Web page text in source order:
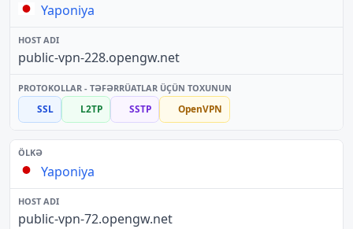
Yaponiya
public-vpn-228.opengw.net
SSL L2TP SSTP OpenVPN
Yaponiya
public-vpn-72.opengw.net